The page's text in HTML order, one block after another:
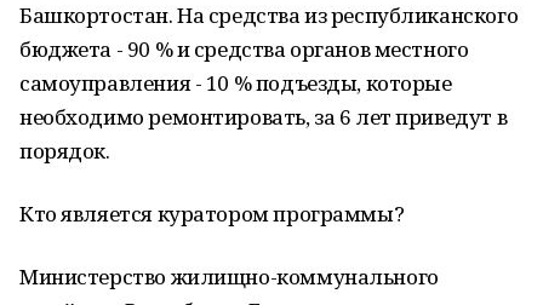
Башкортостан. На средства из республиканского
бюджета - 90 % и средства органов местного
самоуправления - 10 % подъезды, которые
необходимо ремонтировать, за 6 лет приведут в
порядок.
Кто является куратором программы?
Министерство жилищно-коммунального